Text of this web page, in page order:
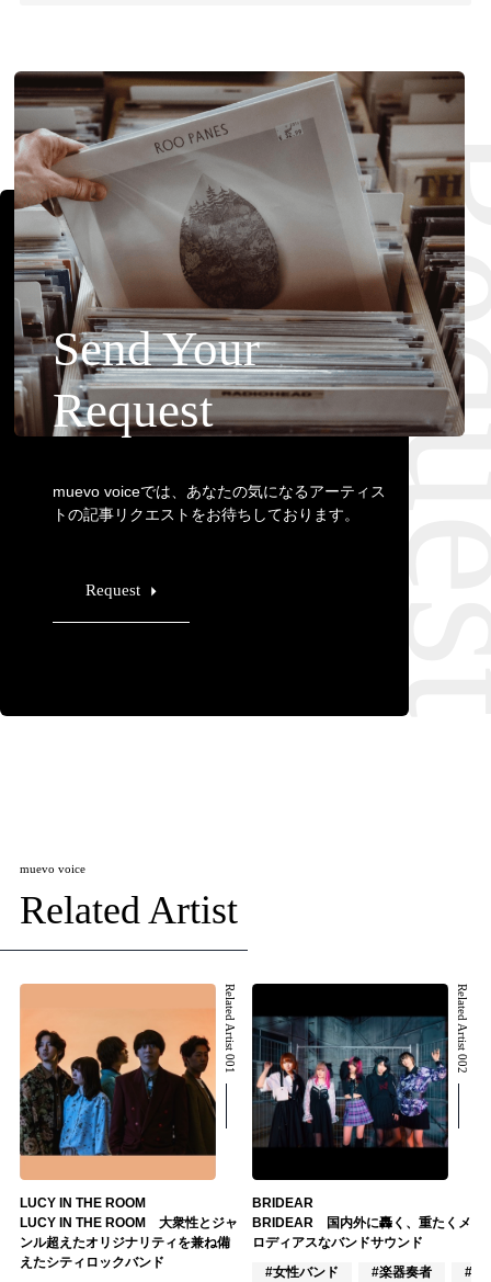
Send Your
Request
muevo voiceでは、あなたの気になるアーティス
トの記事リクエストをお待ちしております。
Request
muevo voice
Related Artist
Related Artist 001
LUCY IN THE ROOM
LUCY IN THE ROOM 大衆性とジャ
ンル超えたオリジナリティを兼ね備
えたシティロックバンド
Related Artist 002
BRIDEAR
BRIDEAR 国内外に轟く、重たくメ
ロディアスなバンドサウンド
#女性バンド
#楽器奏者 #作